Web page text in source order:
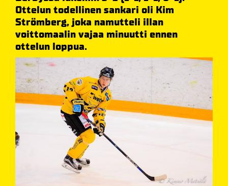
Ottelun todellinen sankari oli Kim
Strömberg, joka namutteli illan
voittomaalin vajaa minuutti ennen
ottelun loppua.